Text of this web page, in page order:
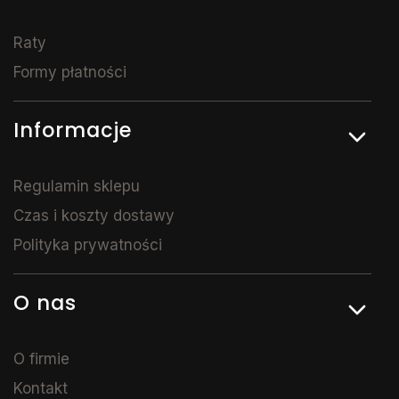
Raty
Formy płatności
Informacje
Regulamin sklepu
Czas i koszty dostawy
Polityka prywatności
O nas
O firmie
Kontakt